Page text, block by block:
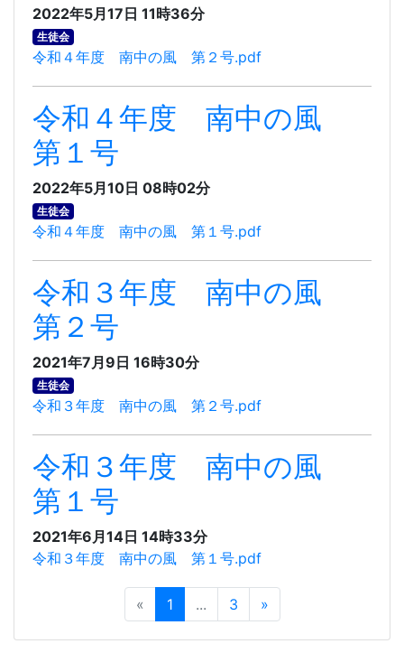
2022年5月17日 11時36分
生徒会
令和４年度 南中の風 第２号.pdf
令和４年度 南中の風
第１号
2022年5月10日 08時02分
生徒会
令和４年度 南中の風 第１号.pdf
令和３年度 南中の風
第２号
2021年7月9日 16時30分
生徒会
令和３年度 南中の風 第２号.pdf
令和３年度 南中の風
第１号
2021年6月14日 14時33分
令和３年度 南中の風 第１号.pdf
« 1 ... 3 »